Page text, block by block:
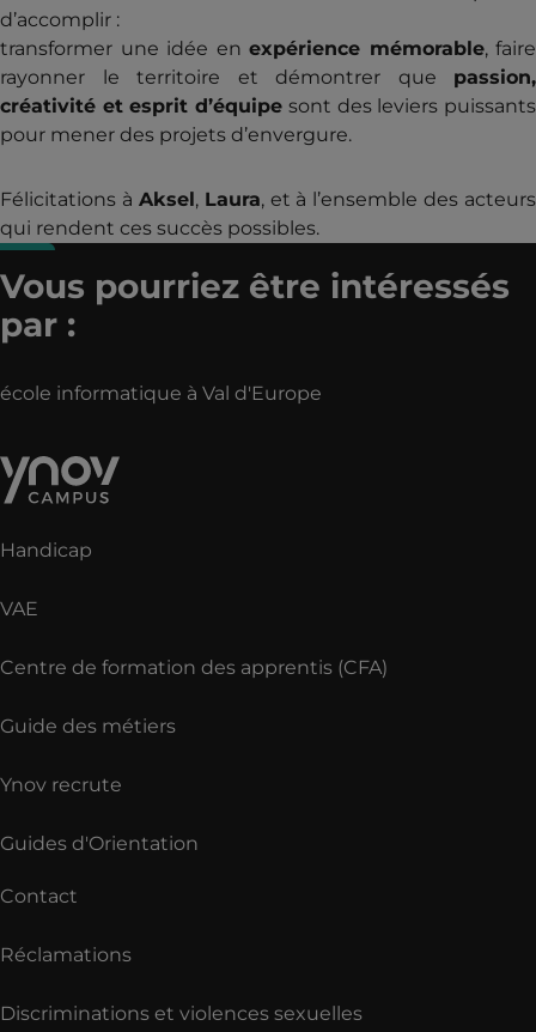
d’accomplir :
transformer une idée en expérience mémorable, faire
rayonner le territoire et démontrer que passion,
créativité et esprit d’équipe sont des leviers puissants
pour mener des projets d’envergure.
Félicitations à Aksel, Laura, et à l’ensemble des acteurs
qui rendent ces succès possibles.
Vous pourriez être intéressés
par :
école informatique à Val d'Europe
Handicap
VAE
Centre de formation des apprentis (CFA)
Guide des métiers
Ynov recrute
Guides d'Orientation
Contact
Réclamations
Discriminations et violences sexuelles